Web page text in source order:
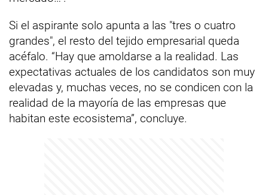
Si el aspirante solo apunta a las "tres o cuatro
grandes", el resto del tejido empresarial queda
acéfalo. “Hay que amoldarse a la realidad. Las
expectativas actuales de los candidatos son muy
elevadas y, muchas veces, no se condicen con la
realidad de la mayoría de las empresas que
habitan este ecosistema”, concluye.